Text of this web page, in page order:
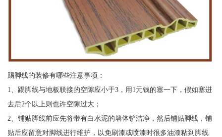
踢脚线的装修有哪些注意事项：
1、踢脚线与地板联接的空隙应小于3，用1元钱的塞一下，假如塞进
去后2个以上则也许空隙过大；
2、铺贴脚线前应先将带有白水泥的墙体铲洁净，然后铺贴脚线，铺
贴后应留意对脚线进行维护，以免刷漆或喷漆时很多油漆粘到脚线